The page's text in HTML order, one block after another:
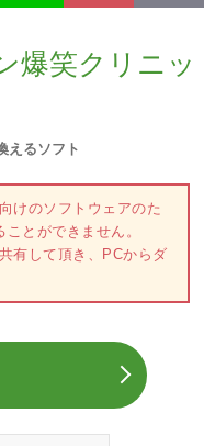
爆笑クリニッ
えるソフト
けのソフトウェアのた
とができません。
有して頂き、PCからダ